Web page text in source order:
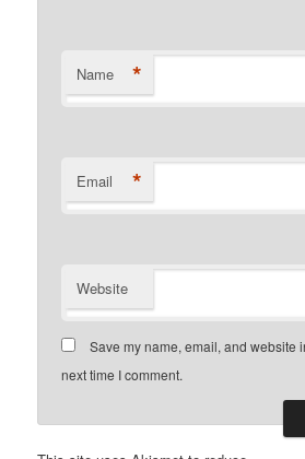
Name *
Email *
Website
Save my name, email, and website
next time I comment.